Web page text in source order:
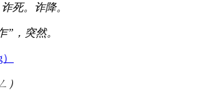
死。诈降。
”，突然。
）